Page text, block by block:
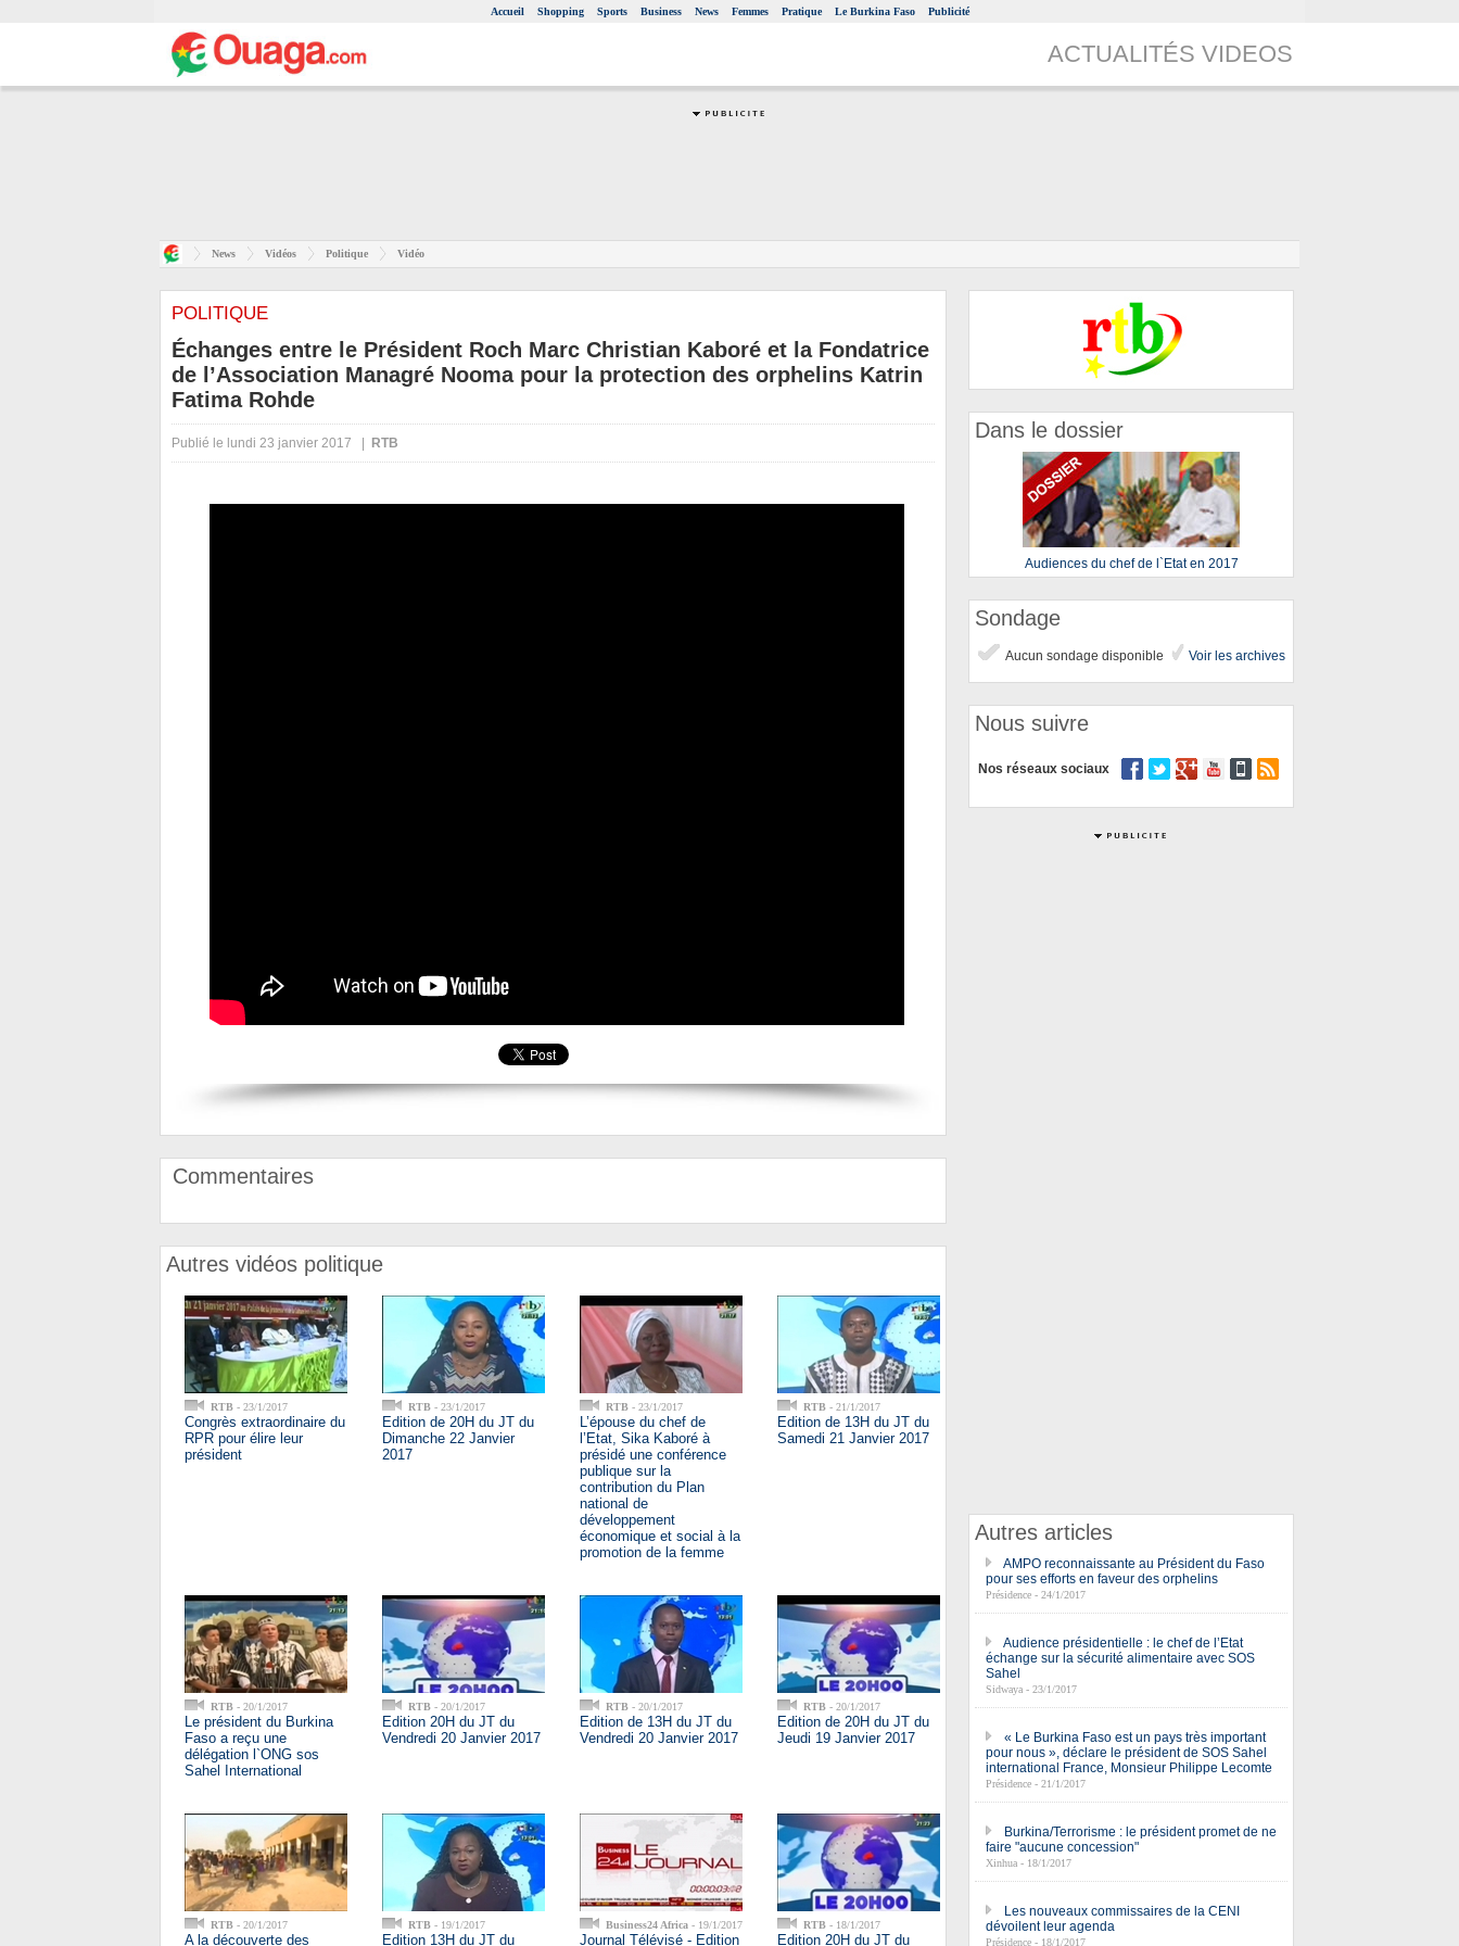
Accueil Shopping Sports Business News Femmes Pratique Le Burkina Faso Publicité
ACTUALITÉS VIDEOS
News Vidéos Politique Vidéo
POLITIQUE
Échanges entre le Président Roch Marc Christian Kaboré et la Fondatrice
de l’Association Managré Nooma pour la protection des orphelins Katrin
Fatima Rohde
Publié le lundi 23 janvier 2017 | RTB
Commentaires
Autres vidéos politique
RTB - 23/1/2017
Congrès extraordinaire du
RPR pour élire leur
président
RTB - 23/1/2017
Edition de 20H du JT du
Dimanche 22 Janvier
2017
RTB - 23/1/2017
L’épouse du chef de
l’Etat, Sika Kaboré à
présidé une conférence
publique sur la
contribution du Plan
national de
développement
économique et social à la
promotion de la femme
RTB - 21/1/2017
Edition de 13H du JT du
Samedi 21 Janvier 2017
RTB - 20/1/2017
Le président du Burkina
Faso a reçu une
délégation l`ONG sos
Sahel International
RTB - 20/1/2017
Edition 20H du JT du
Vendredi 20 Janvier 2017
RTB - 20/1/2017
Edition de 13H du JT du
Vendredi 20 Janvier 2017
RTB - 20/1/2017
Edition de 20H du JT du
Jeudi 19 Janvier 2017
RTB - 20/1/2017
A la découverte des
RTB - 19/1/2017
Edition 13H du JT du
Business24 Africa - 19/1/2017
Journal Télévisé - Edition
RTB - 18/1/2017
Edition 20H du JT du
Dans le dossier
Audiences du chef de l`Etat en 2017
Sondage
Aucun sondage disponible Voir les archives
Nous suivre
Nos réseaux sociaux
Autres articles
AMPO reconnaissante au Président du Faso
pour ses efforts en faveur des orphelins
Présidence - 24/1/2017
Audience présidentielle : le chef de l’Etat
échange sur la sécurité alimentaire avec SOS
Sahel
Sidwaya - 23/1/2017
« Le Burkina Faso est un pays très important
pour nous », déclare le président de SOS Sahel
international France, Monsieur Philippe Lecomte
Présidence - 21/1/2017
Burkina/Terrorisme : le président promet de ne
faire "aucune concession"
Xinhua - 18/1/2017
Les nouveaux commissaires de la CENI
dévoilent leur agenda
Présidence - 18/1/2017